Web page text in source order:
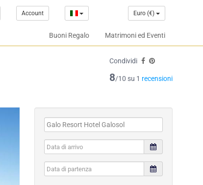
Account Euro (€)
Buoni Regalo Matrimoni ed Eventi
Condividi
8/10 su 1 recensioni